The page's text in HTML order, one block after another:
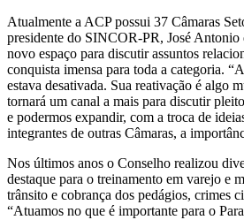
Atualmente a ACP possui 37 Câmaras
presidente do SINCOR-PR, José Antonio
novo espaço para discutir assuntos
conquista imensa para toda a categoria.
estava desativada. Sua reativação é algo
tornará um canal a mais para discutir
e podermos expandir, com a troca de
integrantes de outras Câmaras, a
Nos últimos anos o Conselho realizou
destaque para o treinamento em varejo e
trânsito e cobrança dos pedágios, crimes
“Atuamos no que é importante para o